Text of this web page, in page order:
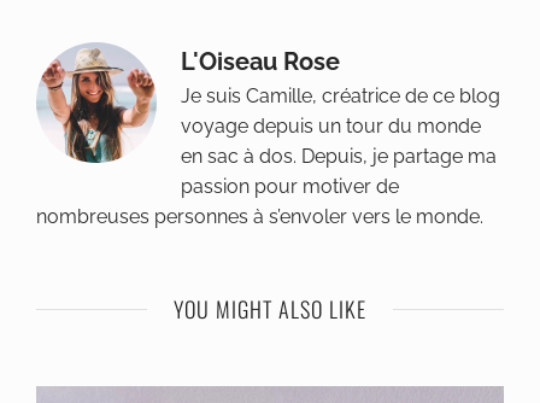
L'Oiseau Rose
Je suis Camille, créatrice de ce blog
voyage depuis un tour du monde
en sac à dos. Depuis, je partage ma
passion pour motiver de
nombreuses personnes à s’envoler vers le monde.
YOU MIGHT ALSO LIKE